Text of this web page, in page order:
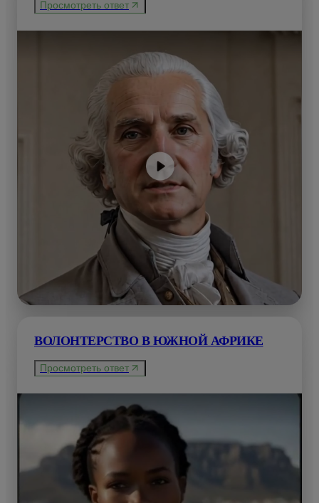
Просмотреть ответ
ВОЛОНТЕРСТВО В ЮЖНОЙ АФРИКЕ
Просмотреть ответ